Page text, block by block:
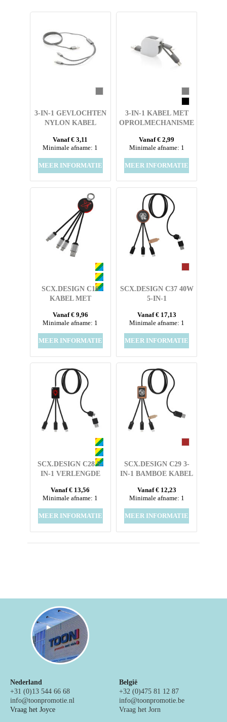
3-IN-1 GEVLOCHTEN
NYLON KABEL
Vanaf € 3,11
Minimale afname: 1
MEER INFORMATIE
3-IN-1 KABEL MET
OPROLMECHANISME
Vanaf € 2,99
Minimale afname: 1
MEER INFORMATIE
SCX.DESIGN C16
KABEL MET
Vanaf € 9,96
Minimale afname: 1
MEER INFORMATIE
SCX.DESIGN C37 40W
5-IN-1
RPET MET
OPLICHTEND LOGO
EN RONDE HOUTEN
Vanaf € 17,13
Minimale afname: 1
MEER INFORMATIE
SCX.DESIGN C28 5-
IN-1 VERLENGDE
Vanaf € 13,56
Minimale afname: 1
MEER INFORMATIE
SCX.DESIGN C29 3-
IN-1 BAMBOE KABEL
Vanaf € 12,23
Minimale afname: 1
MEER INFORMATIE
Nederland
+31 (0)13 544 66 68
info@toonpromotie.nl
Vraag het Joyce
België
+32 (0)475 81 12 87
info@toonpromotie.be
Vraag het Jorn